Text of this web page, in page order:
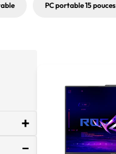
PC portable 15 pouces